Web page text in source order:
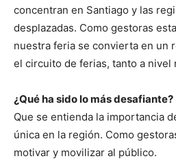
concentran en Santiago y las
desplazadas. Como gestoras
nuestra feria se convierta en un
el circuito de ferias, tanto a nivel
¿Qué ha sido lo más desafiante?
Que se entienda la importancia
única en la región. Como
motivar y movilizar al público.